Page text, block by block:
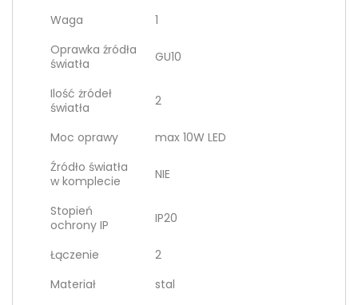
Waga
1
Oprawka źródła
światła
GU10
Ilość żródeł
światła
2
Moc oprawy
max 10W LED
Źródło światła
w komplecie
NIE
Stopień
ochrony IP
IP20
Łączenie
2
Materiał
stal